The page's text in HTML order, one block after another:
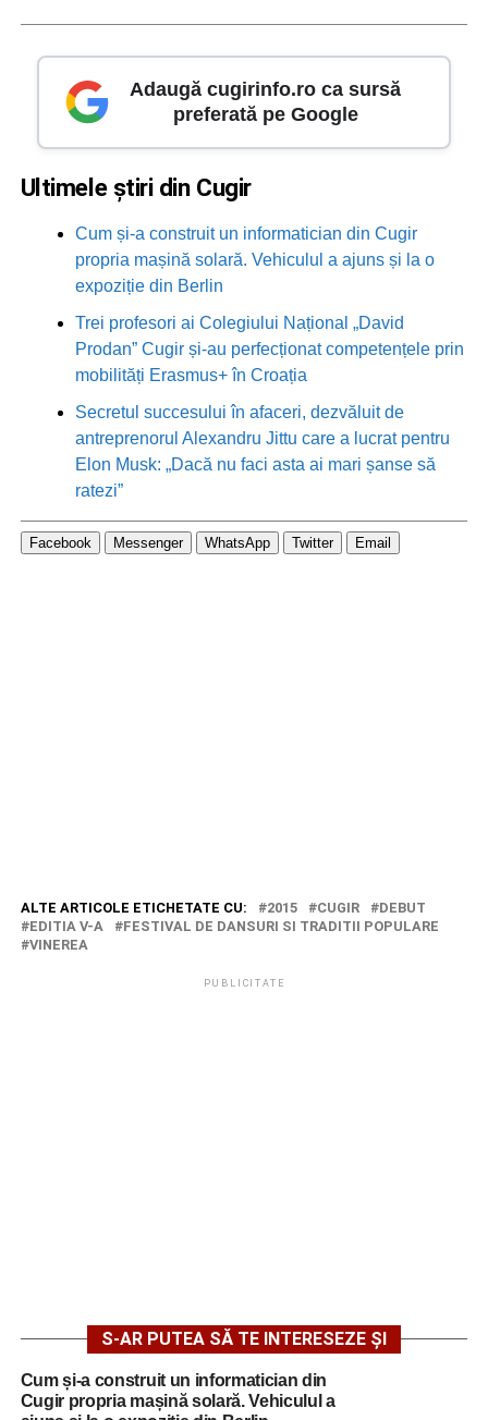
Adaugă cugirinfo.ro ca sursă
preferată pe Google
Ultimele știri din Cugir
Cum și-a construit un informatician din Cugir
propria mașină solară. Vehiculul a ajuns și la o
expoziție din Berlin
Trei profesori ai Colegiului Național „David
Prodan” Cugir și-au perfecționat competențele prin
mobilități Erasmus+ în Croația
Secretul succesului în afaceri, dezvăluit de
antreprenorul Alexandru Jittu care a lucrat pentru
Elon Musk: „Dacă nu faci asta ai mari șanse să
ratezi”
Facebook Messenger WhatsApp Twitter Email
ALTE ARTICOLE ETICHETATE CU: 2015 CUGIR
DEBUT
EDITIA V-A
FESTIVAL DE DANSURI SI TRADITII POPULARE
VINEREA
PUBLICITATE
S-AR PUTEA SĂ TE INTERESEZE ȘI
Cum și-a construit un informatician din
Cugir propria mașină solară. Vehiculul a